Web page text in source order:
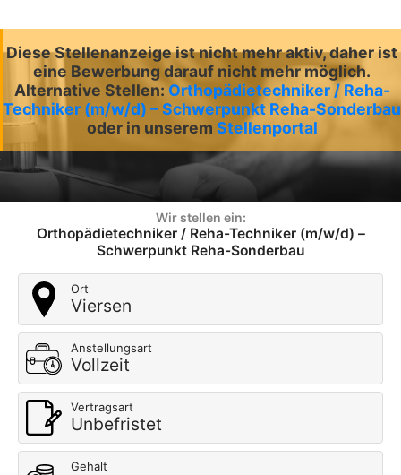
Diese Stellenanzeige ist nicht mehr aktiv, daher ist
eine Bewerbung darauf nicht mehr möglich.
Alternative Stellen: Orthopädietechniker / Reha-
Techniker (m/w/d) – Schwerpunkt Reha-Sonderbau
oder in unserem Stellenportal
Wir stellen ein:
Orthopädietechniker / Reha-Techniker (m/w/d) –
Schwerpunkt Reha-Sonderbau
Ort
Viersen
Anstellungsart
Vollzeit
Vertragsart
Unbefristet
Gehalt